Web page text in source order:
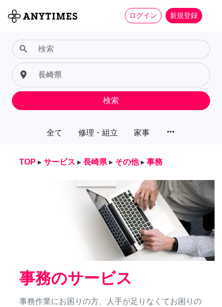
ログイン 新規登録
全て 修理・組立 家事 more_horiz
search
place
検索
TOP ▸ サービス ▸ 長崎県 ▸ その他 ▸ 事務
事務のサービス
事務作業にお困りの方、人手が足りなくてお困りの